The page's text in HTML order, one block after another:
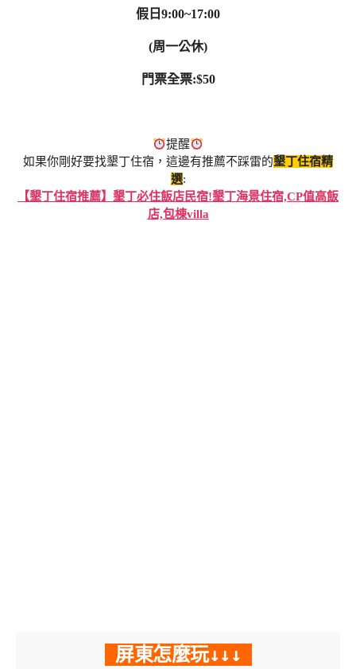
假日9:00~17:00
(周一公休)
門票全票:$50
提醒
如果你剛好要找墾丁住宿，這邊有推薦不踩雷的墾丁住宿精
選:
【墾丁住宿推薦】墾丁必住飯店民宿!墾丁海景住宿,CP值高飯
店,包棟villa
屏東怎麼玩↓↓↓